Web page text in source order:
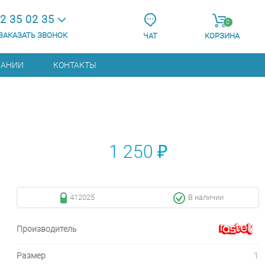
35 02 35
ЗВОНОК ЧАТ
0
КОРЗИНА
КОНТАКТЫ
1 250 ₽
412025 В наличии
Производитель
Размер 1